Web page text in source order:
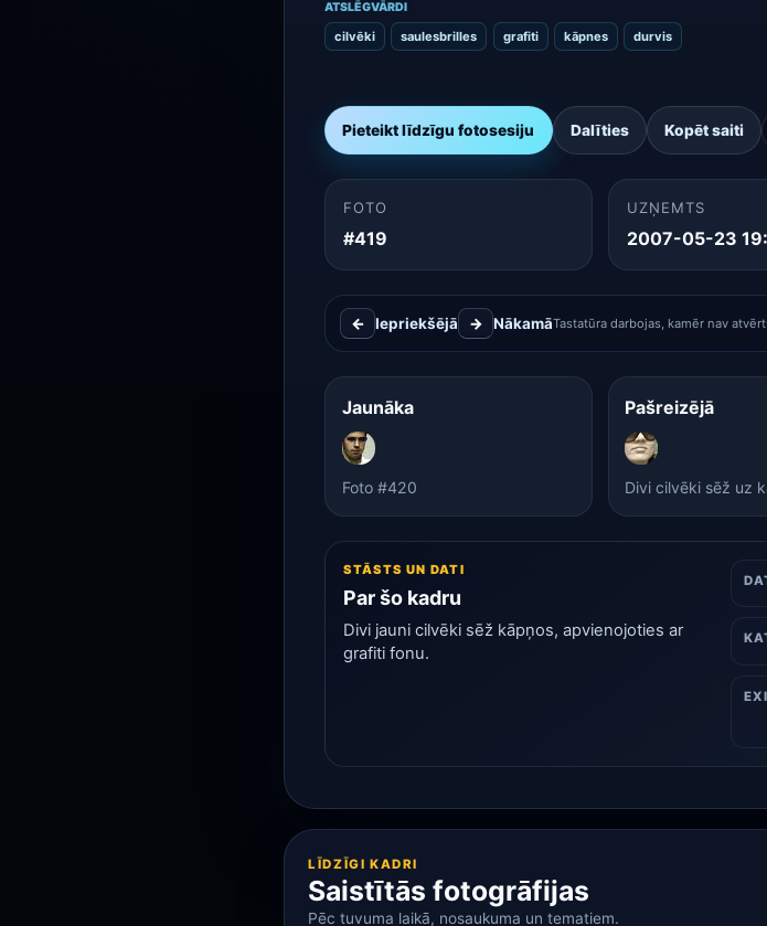
ATSLĒGVĀRDI
cilvēki saulesbrilles grafiti kāpnes durvis
Pieteikt līdzīgu fotosesiju Dalīties Kopēt saiti
FOTO
#419
UZŅEMTS
2007-05-23
← Iepriekšējā → NākamāTastatūra darbojas, kamēr nav
Jaunāka
Foto #420
Pašreizējā
Divi cilvēki sēž uz
STĀSTS UN DATI
Par šo kadru
Divi jauni cilvēki sēž kāpņos, apvienojoties ar
grafiti fonu.
LĪDZĪGI KADRI
Saistītās fotogrāfijas
Pēc tuvuma laikā, nosaukuma un tematiem.